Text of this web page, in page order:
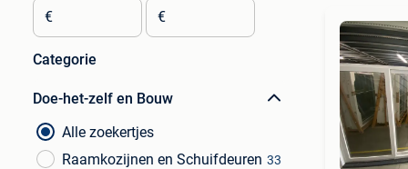
€ €
Categorie
Doe-het-zelf en Bouw
Alle zoekertjes
Raamkozijnen en Schuifdeuren 33